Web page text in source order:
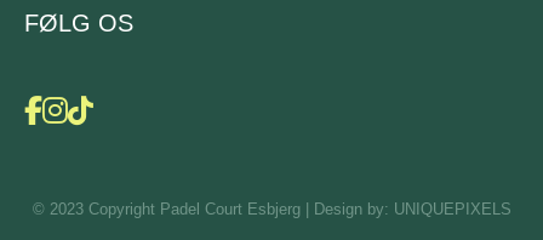
FØLG OS
© 2023 Copyright Padel Court Esbjerg | Design by: UNIQUEPIXELS